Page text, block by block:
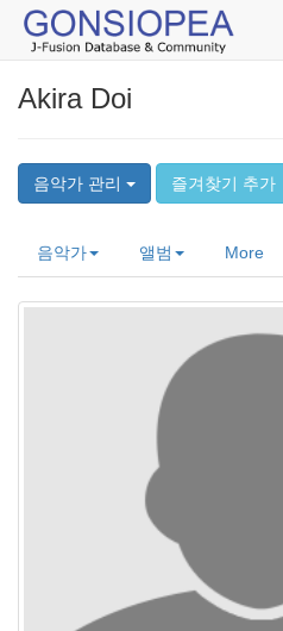
Akira Doi
음악가 관리 즐겨찾기 추가
음악가 앨범 More